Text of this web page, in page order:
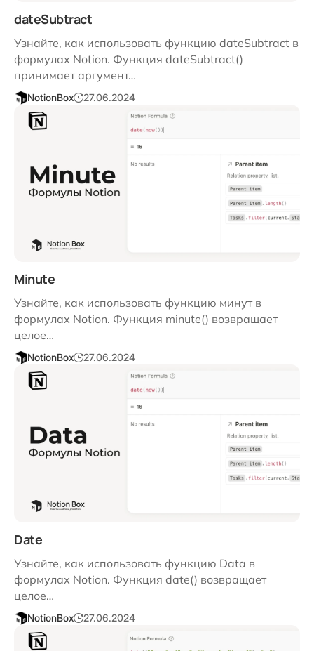
dateSubtract
Узнайте, как использовать функцию dateSubtract в
формулах Notion. Функция dateSubtract()
принимает аргумент…
NotionBox 27.06.2024
Minute
Узнайте, как использовать функцию минут в
формулах Notion. Функция minute() возвращает
целое…
NotionBox 27.06.2024
Date
Узнайте, как использовать функцию Data в
формулах Notion. Функция date() возвращает
целое…
NotionBox 27.06.2024